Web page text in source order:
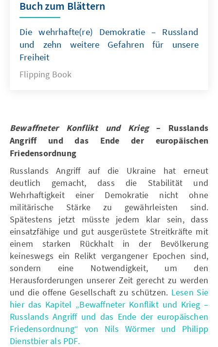
Buch zum Blättern
Die wehrhafte(re) Demokratie – Russland
und zehn weitere Gefahren für unsere
Freiheit
Flipping Book
Bewaffneter Konflikt und Krieg– Russlands
Angriff und das Ende der europäischen
Friedensordnung
Russlands Angriff auf die Ukraine hat erneut
deutlich gemacht, dass die Stabilität und
Wehrhaftigkeit einer Demokratie nicht ohne
militärische Stärke zu gewährleisten sind.
Spätestens jetzt müsste jedem klar sein, dass
einsatzfähige und gut ausgerüstete Streitkräfte mit
einem starken Rückhalt in der Bevölkerung
keineswegs ein Relikt vergangener Epochen sind,
sondern eine Notwendigkeit, um den
Herausforderungen unserer Zeit gerecht zu werden
und die offene Gesellschaft zu schützen. Lesen Sie
hier das Kapitel „Bewaffneter Konflikt und Krieg –
Russlands Angriff und das Ende der europäischen
Friedensordnung“ von Nils Wörmer und Philipp
Dienstbier als PDF.